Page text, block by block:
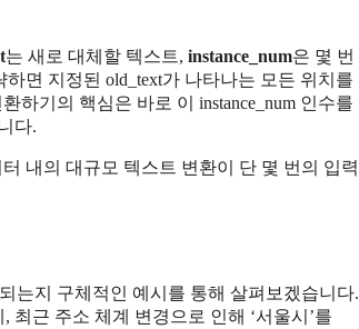
는 새로 대체할 텍스트, instance_num은 몇 번
면 지정된 old_text가 나타나는 모든 위치를
하기의 핵심은 바로 이 instance_num 인수를
다.
내의 대규모 텍스트 변환이 단 몇 번의 입력
는지 구체적인 예시를 통해 살펴보겠습니다.
근 주소 체계 변경으로 인해 ‘서울시’를